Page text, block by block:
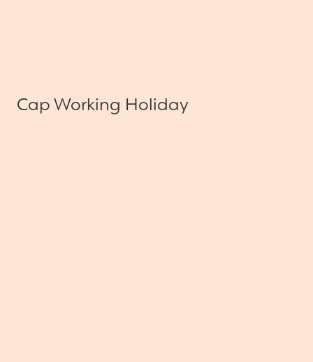
Cap Working Holiday